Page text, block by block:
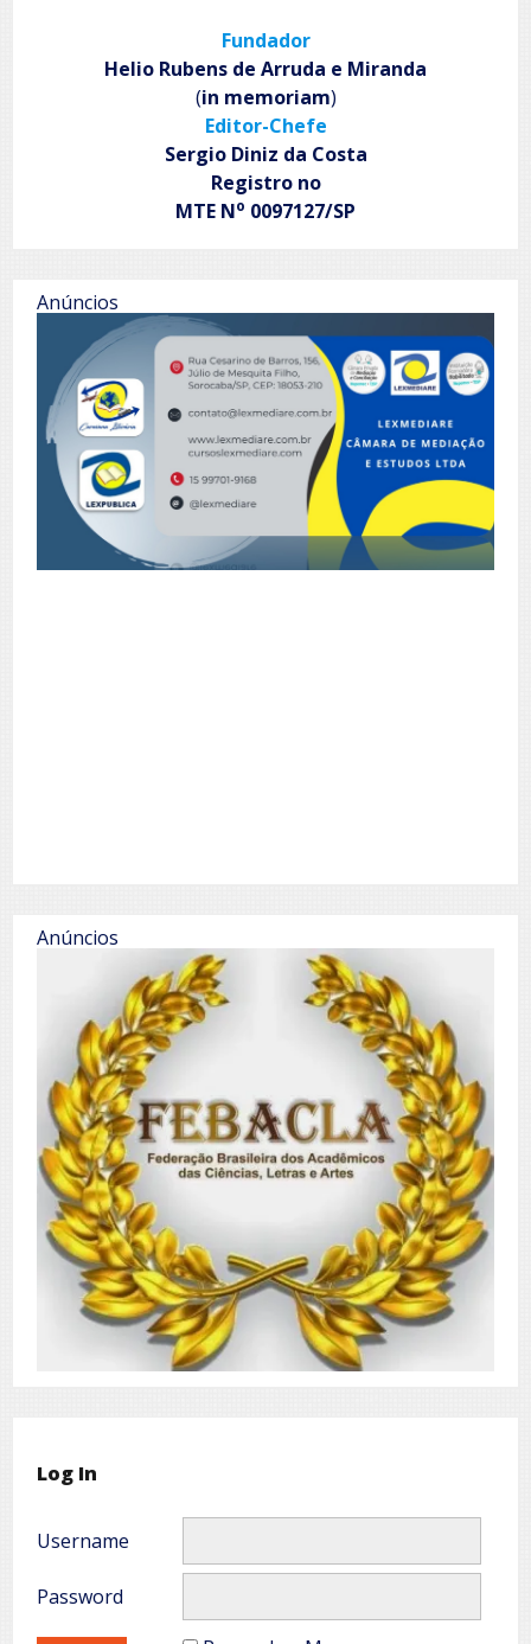
Fundador
Helio Rubens de Arruda e Miranda
(in memoriam)
Editor-Chefe
Sergio Diniz da Costa
Registro no
MTE No 0097127/SP
Anúncios
Anúncios
Log In
Username
Password